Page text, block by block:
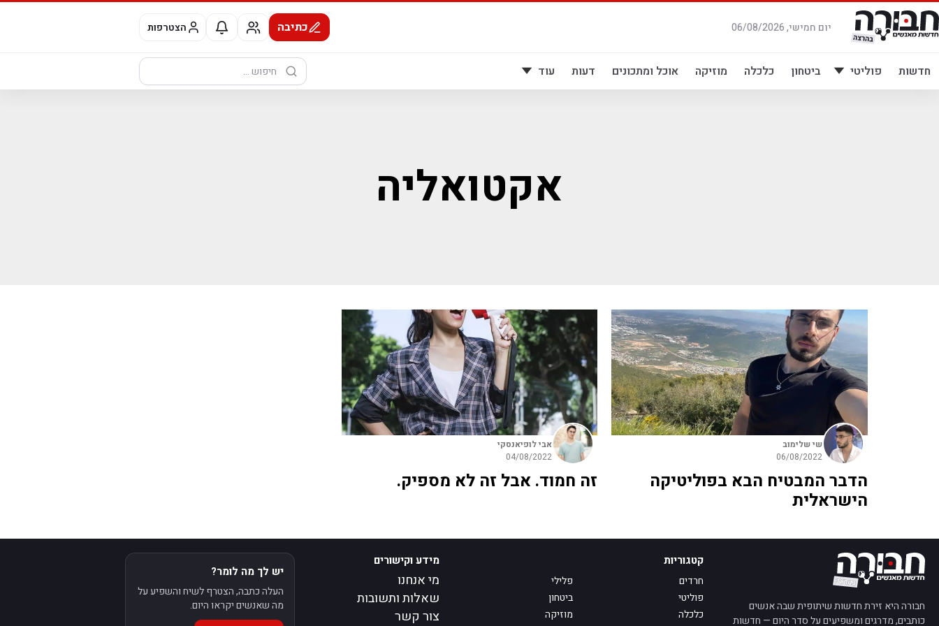
דלג
לתוכן
יום חמישי, 06/08/2026 כתיבה הצטרפות
חדשות פוליטי ביטחון כלכלה מוזיקה אוכל ומתכונים דעות עוד
חיפוש:
אקטואליה
שי שלימוב
06/08/2022
הדבר המבטיח הבא בפוליטיקה
הישראלית
אבי לופיאנסקי
04/08/2022
זה חמוד. אבל זה לא מספיק.
חבורה היא זירת חדשות שיתופית שבה אנשים
כותבים, מדרגים ומשפיעים על סדר היום — חדשות
קטגוריות
חרדים
פלילי
פוליטי
ביטחון
כלכלה
מוזיקה
מידע וקישורים
מי אנחנו
שאלות ותשובות
צור קשר
יש לך מה לומר?
העלה כתבה, הצטרף לשיח והשפיע על
מה שאנשים יקראו היום.